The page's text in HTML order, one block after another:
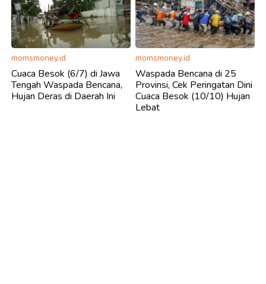
momsmoney.id
Cuaca Besok (6/7) di Jawa
Tengah Waspada Bencana,
Hujan Deras di Daerah Ini
momsmoney.id
Waspada Bencana di 25
Provinsi, Cek Peringatan Dini
Cuaca Besok (10/10) Hujan
Lebat